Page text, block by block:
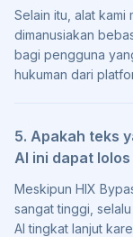
Selain itu, alat kami
dimanusiakan
bagi pengguna
hukuman dari
5. Apakah teks
AI ini dapat
Meskipun HIX
sangat tinggi,
AI tingkat lanjut